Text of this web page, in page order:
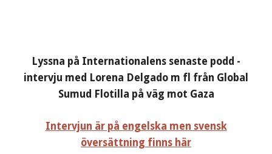
Lyssna på Internationalens senaste podd -
intervju med Lorena Delgado m fl från Global
Sumud Flotilla på väg mot Gaza
Intervjun är på engelska men svensk
översättning finns här